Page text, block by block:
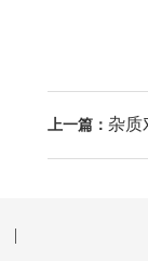
上一篇： 杂质
|